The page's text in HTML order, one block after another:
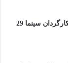
درگذشت رضا امینیان دستیار کارگردان سینما 29